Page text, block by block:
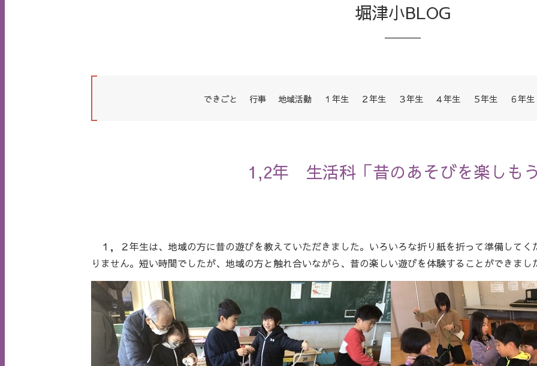
堀津小BLOG
できごと 行事 地域活動 １年生 ２年生 ３年生 ４年生 ５年生 ６年生
1,2年 生活科「昔のあそびを楽しも
１，２年生は、地域の方に昔の遊びを教えていただきました。いろいろな折り紙を折って準備して
りません。短い時間でしたが、地域の方と触れ合いながら、昔の楽しい遊びを体験することができまし